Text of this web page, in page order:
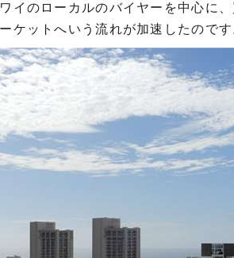
イのローカルのバイヤーを中心に
ケットへいう流れが加速したのです